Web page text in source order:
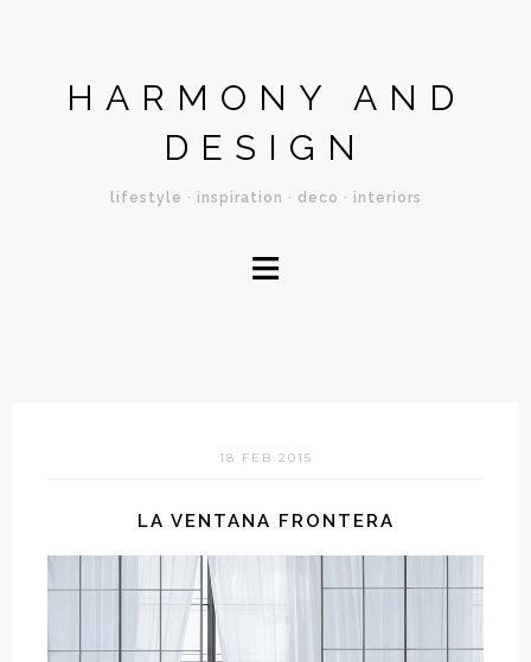
HARMONY AND
DESIGN
lifestyle · inspiration · deco · interiors
≡
18 FEB 2015
LA VENTANA FRONTERA